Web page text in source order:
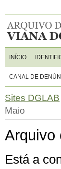
INÍCIO
CANAL DE
Sites DGLAB
Maio
Arquivo
Está a